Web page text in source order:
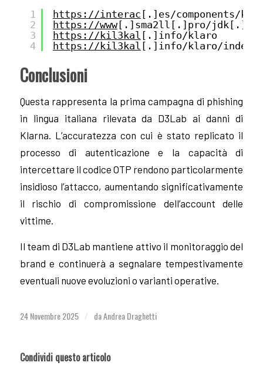
1
2
3
4
https://interac [.]es/components/
https://www[.]sma2ll[.]pro/
https://kil3kal [.]info/klaro
https://kil3kal [.]info/klaro/
Conclusioni
Questa rappresenta la prima campagna di phishing
in lingua italiana rilevata da D3Lab ai danni di
Klarna. L’accuratezza con cui è stato replicato il
processo di autenticazione e la capacità di
intercettare il codice OTP rendono particolarmente
insidioso l’attacco, aumentando significativamente
il rischio di compromissione dell’account delle
vittime.
Il team di D3Lab mantiene attivo il monitoraggio del
brand e continuerà a segnalare tempestivamente
eventuali nuove evoluzioni o varianti operative.
24 Novembre 2025 / daAndrea Draghetti
Condividi questo articolo